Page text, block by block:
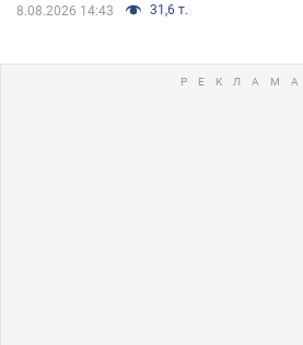
8.08.2026 14:43 31,6 т.